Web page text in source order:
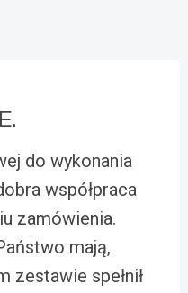
do wykonania
współpraca
zamówienia.
mają,
zestawie spełnił